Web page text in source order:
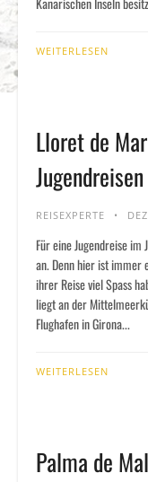
WEITERLESEN
Lloret de
REISEXPERTE
Für eine Jugendreise
an. Denn hier ist immer
ihrer Reise viel Spass
liegt an der
Flughafen in Girona...
WEITERLESEN
Palma de